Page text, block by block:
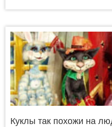
Куклы так похожи на